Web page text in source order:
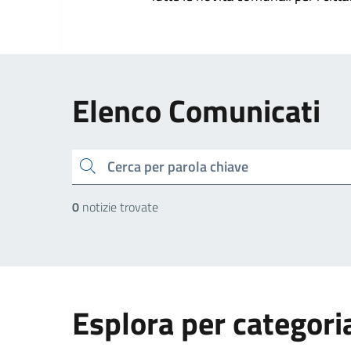
Elenco Comunicati
cerca
0 notizie trovate
Esplora per